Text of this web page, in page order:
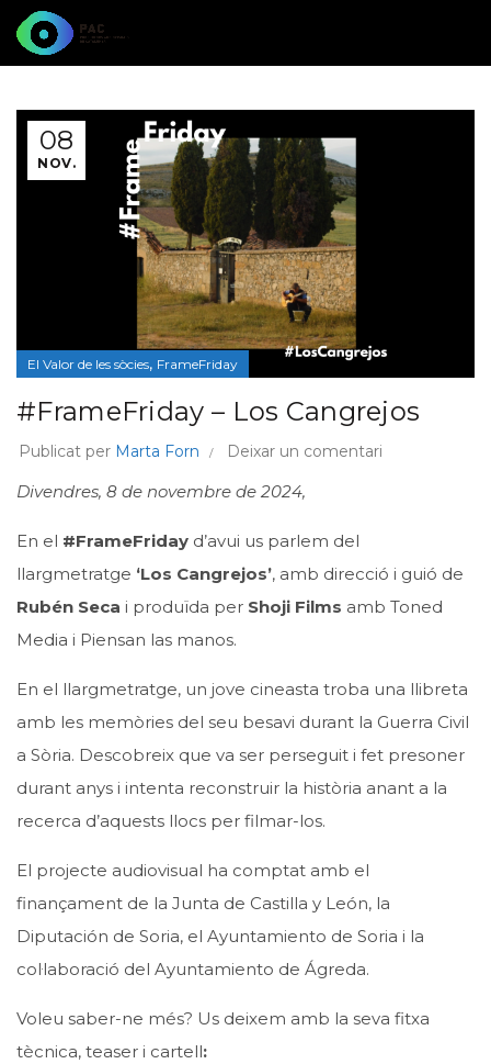
08
NOV.
El Valor de les sòcies, FrameFriday
#FrameFriday – Los Cangrejos
Publicat per Marta Forn Deixar un comentari
Divendres, 8 de novembre de 2024,
En el #FrameFriday d’avui us parlem del
llargmetratge ‘Los Cangrejos’, amb direcció i guió de
Rubén Seca i produïda per Shoji Films amb Toned
Media i Piensan las manos.
En el llargmetratge, un jove cineasta troba una llibreta
amb les memòries del seu besavi durant la Guerra Civil
a Sòria. Descobreix que va ser perseguit i fet presoner
durant anys i intenta reconstruir la història anant a la
recerca d’aquests llocs per filmar-los.
El projecte audiovisual ha comptat amb el
finançament de la Junta de Castilla y León, la
Diputación de Soria, el Ayuntamiento de Soria i la
col·laboració del Ayuntamiento de Ágreda.
Voleu saber-ne més? Us deixem amb la seva fitxa
tècnica, teaser i cartell: